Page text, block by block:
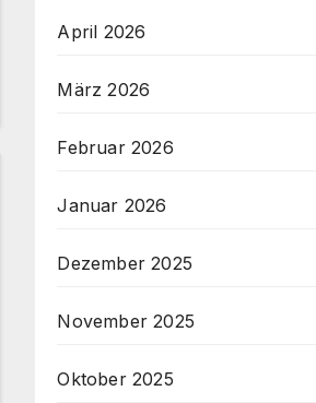
April 2026
März 2026
Februar 2026
Januar 2026
Dezember 2025
November 2025
Oktober 2025